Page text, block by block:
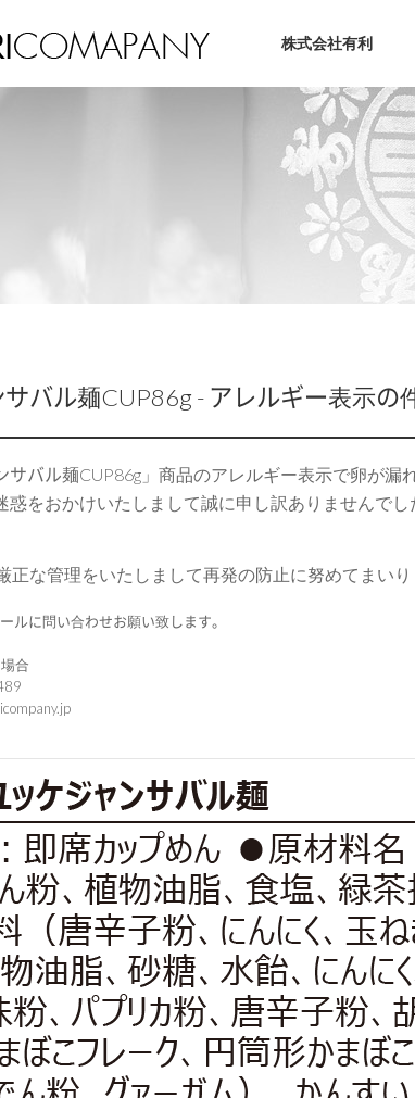
株式会社有利
会社理念
会社概要
バル麺CUP86g - アレルギー表示の
サバル麺CUP86g 」商品のアレルギー表示で卵が漏
惑をおかけいたしまして誠に申し訳ありませんでし
正な管理をいたしまして再発の防止に努めてまいり
ルに問い合わせお願い致します。
合